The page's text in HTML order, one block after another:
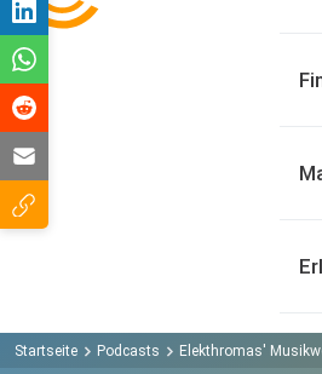
Startseite Podcasts Elekthromas'